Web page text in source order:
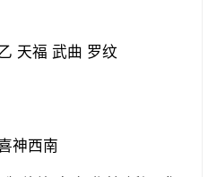
天福 武曲 罗纹
神西南